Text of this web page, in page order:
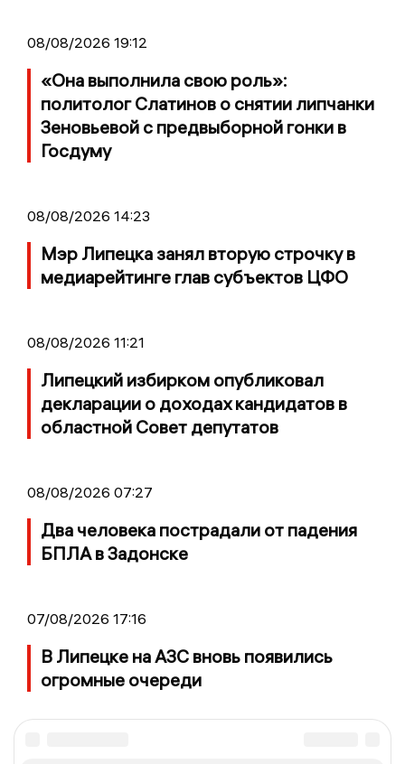
08/08/2026 19:12
«Она выполнила свою роль»:
политолог Слатинов о снятии липчанки
Зеновьевой с предвыборной гонки в
Госдуму
08/08/2026 14:23
Мэр Липецка занял вторую строчку в
медиарейтинге глав субъектов ЦФО
08/08/2026 11:21
Липецкий избирком опубликовал
декларации о доходах кандидатов в
областной Совет депутатов
08/08/2026 07:27
Два человека пострадали от падения
БПЛА в Задонске
07/08/2026 17:16
В Липецке на АЗС вновь появились
огромные очереди